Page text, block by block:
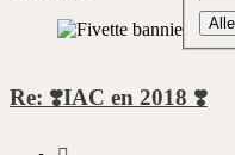
Re: ❣️IAC en 2018 ❣️